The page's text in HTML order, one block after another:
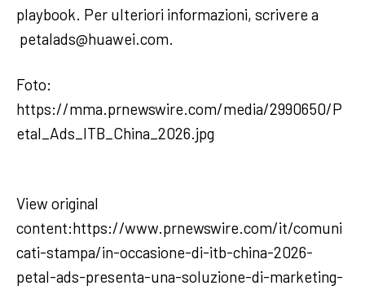
playbook. Per ulteriori informazioni, scrivere a
petalads@huawei.com.
Foto:
https://mma.prnewswire.com/media/2990650/P
etal_Ads_ITB_China_2026.jpg
View original
content:https://www.prnewswire.com/it/comuni
cati-stampa/in-occasione-di-itb-china-2026-
petal-ads-presenta-una-soluzione-di-marketing-